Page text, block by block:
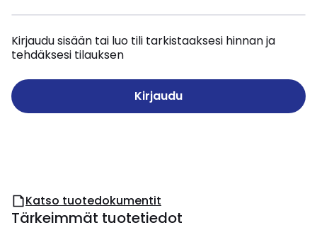
Kirjaudu sisään tai luo tili tarkistaaksesi hinnan ja
tehdäksesi tilauksen
Kirjaudu
Katso tuotedokumentit
Tärkeimmät tuotetiedot